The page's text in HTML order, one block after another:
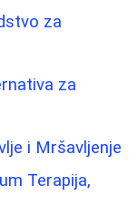
za
za
i Mršavljenje
Terapija,